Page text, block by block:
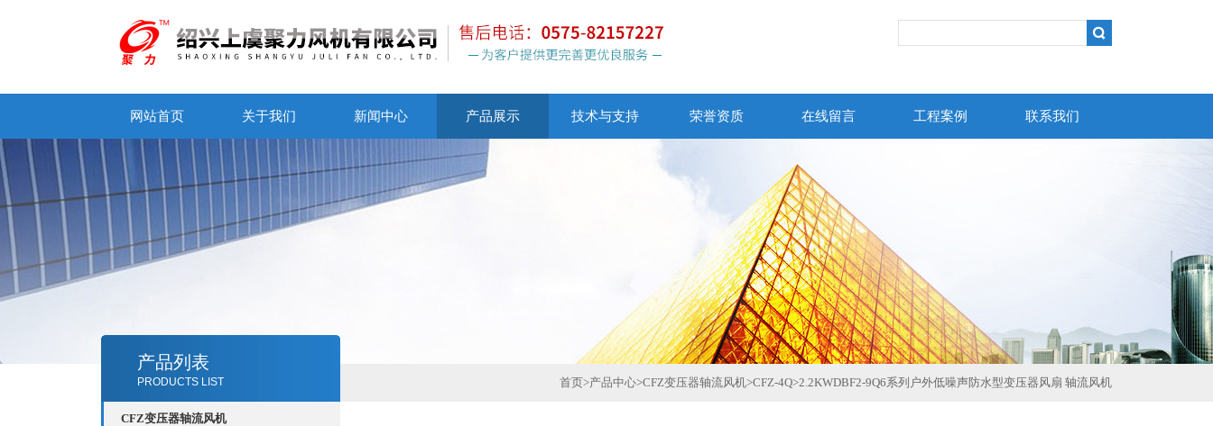
网站首页 关于我们 新闻中心 产品展示 技术与支持 荣誉资质 在线留言 工程案例 联系我们
产品列表
PRODUCTS LIST
CFZ变压器轴流风机
首页>产品中心>CFZ变压器轴流风机>CFZ-4Q>2.2KWDBF2-9Q6系列户外低噪声防水型变压器风扇 轴流风机